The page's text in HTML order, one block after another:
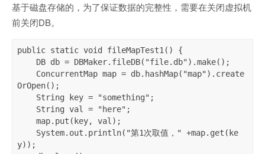
基于磁盘存储的，为了保证数据的完整性，需要在关闭虚拟机
前关闭DB。
public static void fileMapTest1() {
OrOpen();
y));